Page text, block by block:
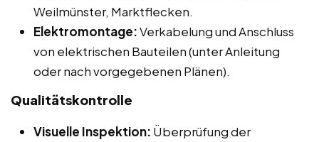
Weilmünster, Marktflecken.
Elektromontage:Verkabelung und Anschluss
von elektrischen Bauteilen (unter Anleitung
oder nach vorgegebenen Plänen).
Qualitätskontrolle
Visuelle Inspektion: Überprüfung der